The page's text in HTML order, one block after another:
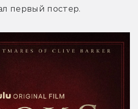
первый постер.